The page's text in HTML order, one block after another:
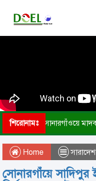
শিরোনামঃ সোনারগাঁওয়ে
Home সারাদেশ
সোনারগাঁয়ে সাদিপুর